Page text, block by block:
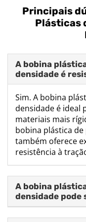
Principais
Plásticas
A bobina
densidade é
Sim. A bobina
densidade é ideal
materiais mais
bobina plástica
também oferece
resistência à
A bobina
densidade pode